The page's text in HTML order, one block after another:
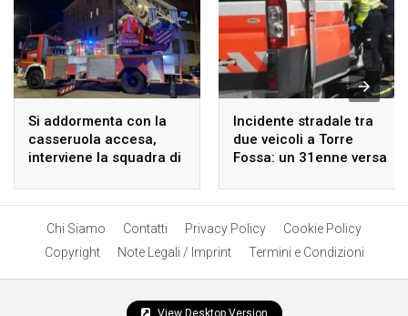
Si addormenta con la
casseruola accesa,
interviene la squadra di
Oroboni.
Incidente stradale tra
due veicoli a Torre
Fossa: un 31enne versa
Chi Siamo Contatti Privacy Policy
Cookie Policy
Copyright
Note Legali / Imprint Termini e Condizioni
View Desktop Version